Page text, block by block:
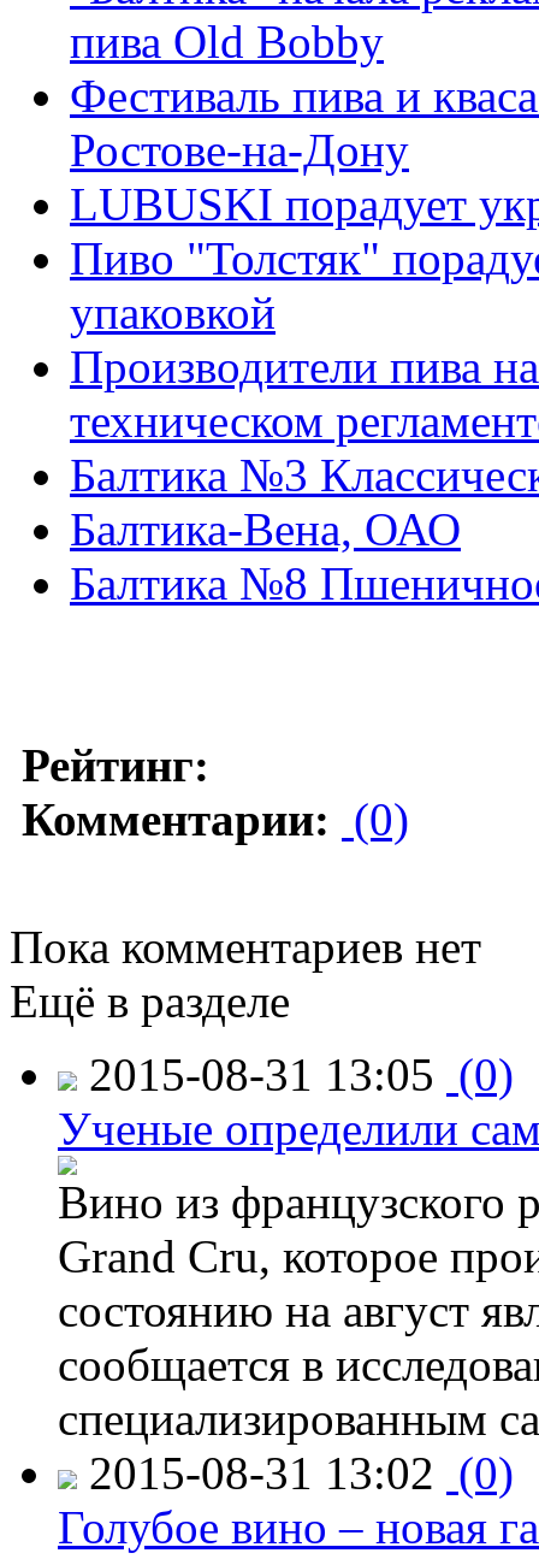
пива Old Bobby
Фестиваль пива и
Ростове-на-Дону
LUBUSKI порадует
Пиво "Толстяк"
упаковкой
Производители пива
техническом
Балтика №3
Балтика-Вена, ОАО
Балтика №8
Рейтинг:
Комментарии: (0)
Пока комментариев нет
Ещё в разделе
2015-08-31 13:05 (0)
Ученые определили
Вино из французского
Grand Cru, которое
состоянию на август
сообщается в
специализированным
2015-08-31 13:02 (0)
Голубое вино – новая